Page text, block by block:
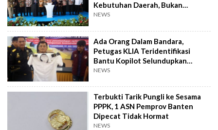
Kebutuhan Daerah, Bukan
Senator
NEWS
Ada Orang Dalam Bandara,
Petugas KLIA Teridentifikasi
Bantu Kopilot Selundupkan
Ekstasi ke Indonesia
NEWS
Terbukti Tarik Pungli ke Sesama
PPPK, 1 ASN Pemprov Banten
Dipecat Tidak Hormat
NEWS